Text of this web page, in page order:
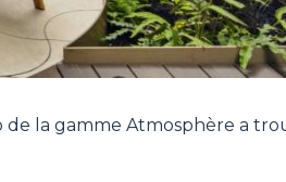
la gamme Atmosphère a